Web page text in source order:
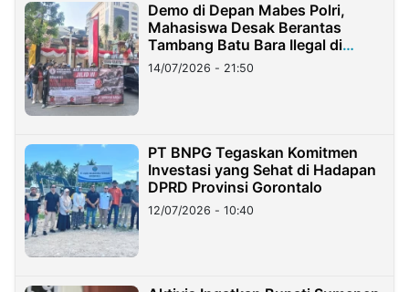
Demo di Depan Mabes Polri,
Mahasiswa Desak Berantas
Tambang Batu Bara Ilegal di
Lampung
14/07/2026 - 21:50
PT BNPG Tegaskan Komitmen
Investasi yang Sehat di Hadapan
DPRD Provinsi Gorontalo
12/07/2026 - 10:40